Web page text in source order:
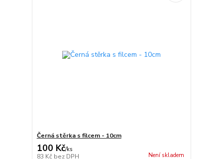
Černá stěrka s filcem - 10cm
100 Kč/ks
83 Kč bez DPH Není skladem